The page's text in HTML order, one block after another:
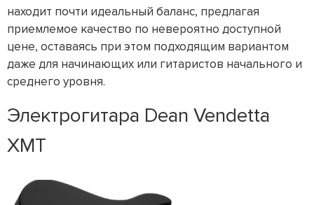
находит почти идеальный баланс, предлагая
приемлемое качество по невероятно доступной
цене, оставаясь при этом подходящим вариантом
даже для начинающих или гитаристов начального и
среднего уровня.
Электрогитара Dean Vendetta
XMT